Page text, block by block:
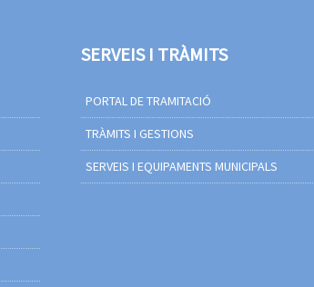
SERVEIS I TRÀMITS
PORTAL DE TRAMITACIÓ
TRÀMITS I GESTIONS
SERVEIS I EQUIPAMENTS MUNICIPALS